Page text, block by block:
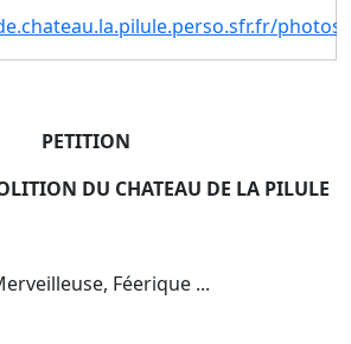
PETITION
DU CHATEAU DE LA PILULE
Féerique ...